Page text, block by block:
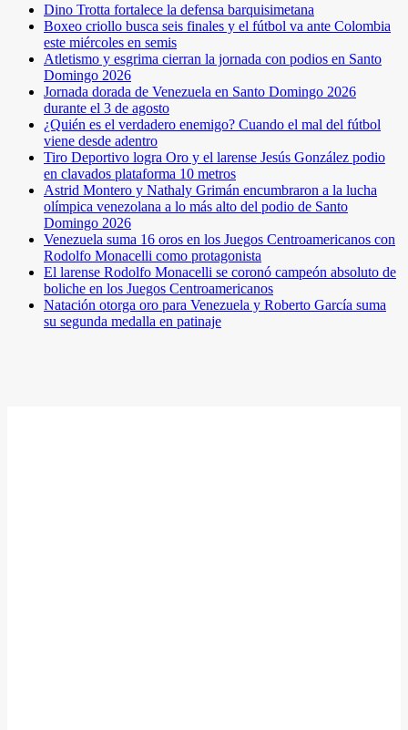
Dino Trotta fortalece la defensa barquisimetana
Boxeo criollo busca seis finales y el fútbol va ante Colombia
este miércoles en semis
Atletismo y esgrima cierran la jornada con podios en Santo
Domingo 2026
Jornada dorada de Venezuela en Santo Domingo 2026
durante el 3 de agosto
¿Quién es el verdadero enemigo? Cuando el mal del fútbol
viene desde adentro
Tiro Deportivo logra Oro y el larense Jesús González podio
en clavados plataforma 10 metros
Astrid Montero y Nathaly Grimán encumbraron a la lucha
olímpica venezolana a lo más alto del podio de Santo
Domingo 2026
Venezuela suma 16 oros en los Juegos Centroamericanos con
Rodolfo Monacelli como protagonista
El larense Rodolfo Monacelli se coronó campeón absoluto de
boliche en los Juegos Centroamericanos
Natación otorga oro para Venezuela y Roberto García suma
su segunda medalla en patinaje